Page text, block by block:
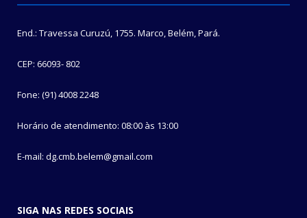
End.: Travessa Curuzú, 1755. Marco, Belém, Pará.
CEP: 66093- 802
Fone: (91) 4008 2248
Horário de atendimento: 08:00 às 13:00
E-mail: dg.cmb.belem@gmail.com
SIGA NAS REDES SOCIAIS